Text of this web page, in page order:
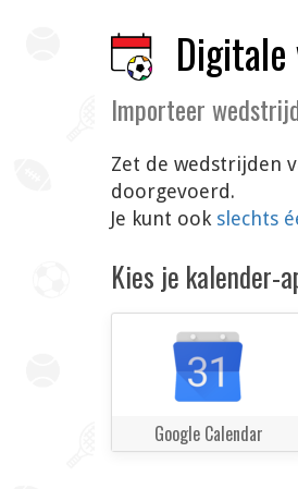
Importeer
Zet de wedstrijden
doorgevoerd.
Je kunt ook slechts
Kies je kalender-
Google Calendar